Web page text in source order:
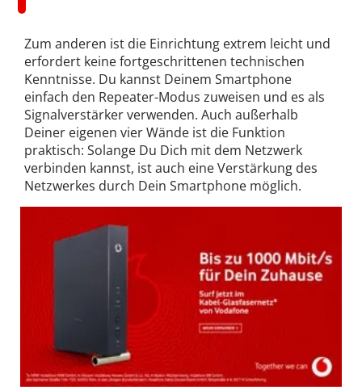
Zum anderen ist die Einrichtung extrem leicht und
erfordert keine fortgeschrittenen technischen
Kenntnisse. Du kannst Deinem Smartphone
einfach den Repeater-Modus zuweisen und es als
Signalverstärker verwenden. Auch außerhalb
Deiner eigenen vier Wände ist die Funktion
praktisch: Solange Du Dich mit dem Netzwerk
verbinden kannst, ist auch eine Verstärkung des
Netzwerkes durch Dein Smartphone möglich.